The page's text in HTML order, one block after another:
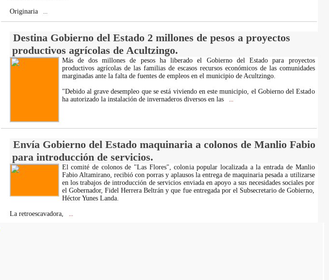
Originaria
Destina Gobierno del Estado 2 millones de pesos a proyectos
productivos agrícolas de Acultzingo.
Más de dos millones de pesos ha liberado el Gobierno del Estado para proyectos
productivos agrícolas de las familias de escasos recursos económicos de las comunidades
marginadas ante la falta de fuentes de empleos en el municipio de Acultzingo.
"Debido al grave desempleo que se está viviendo en este municipio, el Gobierno del Estado
ha autorizado la instalación de invernaderos diversos en las
Envía Gobierno del Estado maquinaria a colonos de Manlio Fabio
para introducción de servicios.
El comité de colonos de "Las Flores", colonia popular localizada a la entrada de Manlio
Fabio Altamirano, recibió con porras y aplausos la entrega de maquinaria pesada a utilizarse
en los trabajos de introducción de servicios enviada en apoyo a sus necesidades sociales por
el Gobernador, Fidel Herrera Beltrán y que fue entregada por el Subsecretario de Gobierno,
Héctor Yunes Landa.
La retroescavadora,